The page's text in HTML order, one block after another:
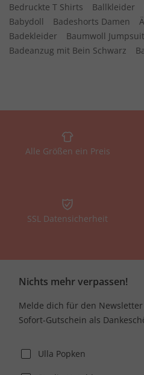
Bedruckte T Shirts Ballkleider
Babydoll
Badeshorts Damen
Badekleider
Baumwoll
Badeanzug mit Bein Schwarz
Alle Größen ein Preis
SSL Datensicherheit
Nichts mehr verpassen!
Melde dich für den
Sofort-Gutschein als
Ulla Popken